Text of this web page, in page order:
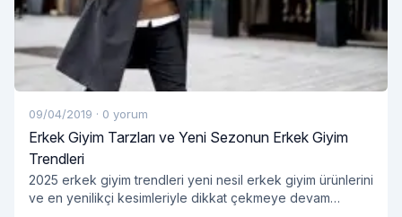
09/04/2019 · 0 yorum
Erkek Giyim Tarzları ve Yeni Sezonun Erkek Giyim
Trendleri
2025 erkek giyim trendleri yeni nesil erkek giyim ürünlerini
ve en yenilikçi kesimleriyle dikkat çekmeye devam